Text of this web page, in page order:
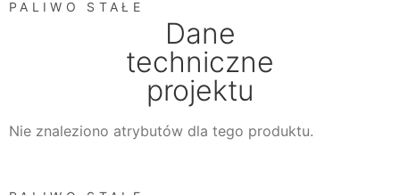
PALIWO STAŁE
Dane
techniczne
projektu
Nie znaleziono atrybutów dla tego produktu.